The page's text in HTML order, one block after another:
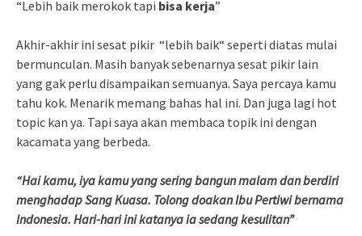
“Lebih baik merokok tapi bisa kerja”
Akhir-akhir ini sesat pikir “lebih baik“ seperti diatas mulai
bermunculan. Masih banyak sebenarnya sesat pikir lain
yang gak perlu disampaikan semuanya. Saya percaya kamu
tahu kok. Menarik memang bahas hal ini. Dan juga lagi hot
topic kan ya. Tapi saya akan membaca topik ini dengan
kacamata yang berbeda.
“Hai kamu, iya kamu yang sering bangun malam dan berdiri
menghadap Sang Kuasa. Tolong doakan Ibu Pertiwi bernama
Indonesia. Hari-hari ini katanya ia sedang kesulitan”